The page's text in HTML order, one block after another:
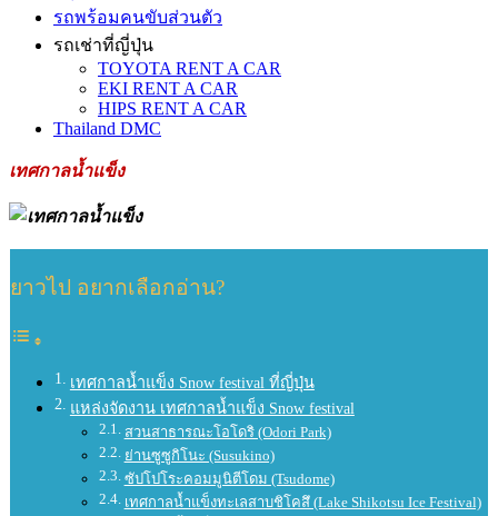
รถพร้อมคนขับส่วนตัว
รถเช่าที่ญี่ปุ่น
TOYOTA RENT A CAR
EKI RENT A CAR
HIPS RENT A CAR
Thailand DMC
เทศกาลน้ำแข็ง
ยาวไป อยากเลือกอ่าน?
เทศกาลน้ำแข็ง Snow festival ที่ญี่ปุ่น
แหล่งจัดงาน เทศกาลน้ำแข็ง Snow festival
สวนสาธารณะโอโดริ (Odori Park)
ย่านซูซูกิโนะ (Susukino)
ซัปโปโระคอมมูนิตีโดม (Tsudome)
เทศกาลน้ำแข็งทะเลสาบชิโคสึ (Lake Shikotsu Ice Festival)